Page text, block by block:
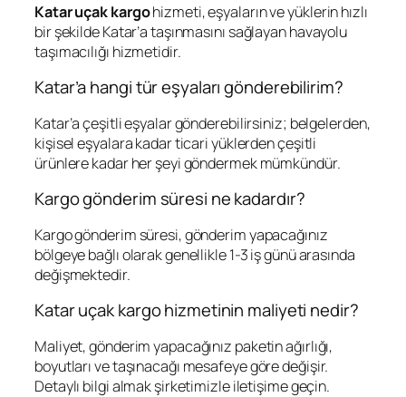
Katar uçak kargohizmeti, eşyaların ve yüklerin hızlı
bir şekilde Katar’a taşınmasını sağlayan havayolu
taşımacılığı hizmetidir.
Katar’a hangi tür eşyaları gönderebilirim?
Katar’a çeşitli eşyalar gönderebilirsiniz; belgelerden,
kişisel eşyalara kadar ticari yüklerden çeşitli
ürünlere kadar her şeyi göndermek mümkündür.
Kargo gönderim süresi ne kadardır?
Kargo gönderim süresi, gönderim yapacağınız
bölgeye bağlı olarak genellikle 1-3 iş günü arasında
değişmektedir.
Katar uçak kargo hizmetinin maliyeti nedir?
Maliyet, gönderim yapacağınız paketin ağırlığı,
boyutları ve taşınacağı mesafeye göre değişir.
Detaylı bilgi almak şirketimizle iletişime geçin.